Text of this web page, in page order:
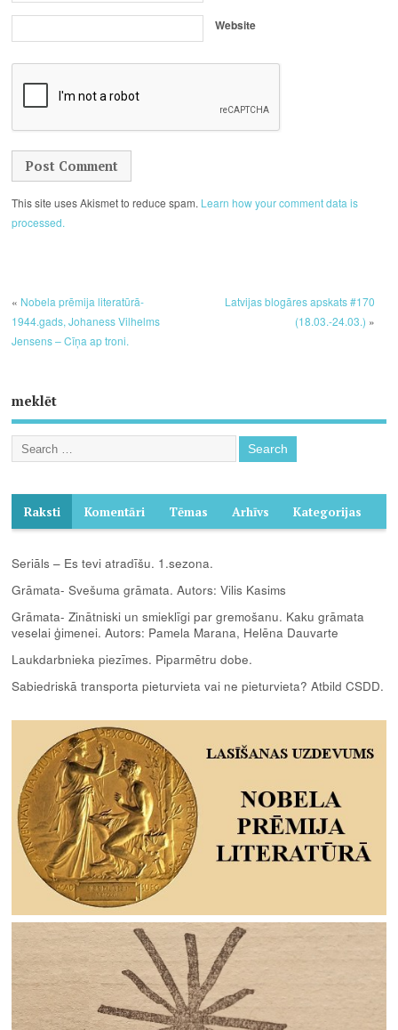
Website
This site uses Akismet to reduce spam. Learn how your comment data is
processed.
« Nobela prēmija literatūrā-
1944.gads, Johaness Vilhelms
Jensens – Cīņa ap troni.
Latvijas blogāres apskats #170
(18.03.-24.03.) »
meklēt
Raksti Komentāri Tēmas Arhīvs Kategorijas
Seriāls – Es tevi atradīšu. 1.sezona.
Grāmata- Svešuma grāmata. Autors: Vilis Kasims
Grāmata- Zinātniski un smieklīgi par gremošanu. Kaku grāmata
veselai ģimenei. Autors: Pamela Marana, Helēna Dauvarte
Laukdarbnieka piezīmes. Piparmētru dobe.
Sabiedriskā transporta pieturvieta vai ne pieturvieta? Atbild CSDD.